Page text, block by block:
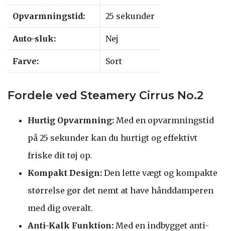
Opvarmningstid: 25 sekunder
Auto-sluk: Nej
Farve: Sort
Fordele ved Steamery Cirrus No.2
Hurtig Opvarmning: Med en opvarmningstid
på 25 sekunder kan du hurtigt og effektivt
friske dit tøj op.
Kompakt Design: Den lette vægt og kompakte
størrelse gør det nemt at have hånddamperen
med dig overalt.
Anti-Kalk Funktion: Med en indbygget anti-